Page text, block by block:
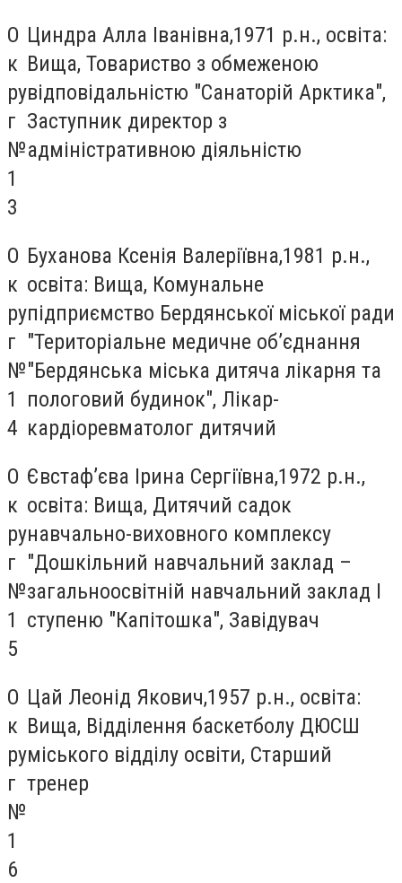
О
к
ру
г
№
1
3
Циндра Алла Іванівна,1971 р.н., освіта:
Вища, Товариство з обмеженою
відповідальністю "Санаторій Арктика",
Заступник директор з
адміністративною діяльністю
О
к
ру
г
№
1
4
Буханова Ксенія Валеріївна,1981 р.н.,
освіта: Вища, Комунальне
підприємство Бердянської міської ради
"Територіальне медичне об’єднання
"Бердянська міська дитяча лікарня та
пологовий будинок", Лікар-
кардіоревматолог дитячий
О
к
ру
г
№
1
5
Євстаф’єва Ірина Сергіївна,1972 р.н.,
освіта: Вища, Дитячий садок
навчально-виховного комплексу
"Дошкільний навчальний заклад –
загальноосвітній навчальний заклад І
ступеню "Капітошка", Завідувач
О
к
ру
г
№
1
6
Цай Леонід Якович,1957 р.н., освіта:
Вища, Відділення баскетболу ДЮСШ
міського відділу освіти, Старший
тренер